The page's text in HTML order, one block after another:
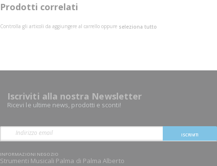
Prodotti correlati
Controlla gli articoli da aggiungere al carrello oppure seleziona tutto
Iscriviti alla nostra Newsletter
Ricevi le ultime news, prodotti e sconti!
ISCRIVITI
INFORMAZIONI NEGOZIO
Strumenti Musicali Palma di Palma Alberto